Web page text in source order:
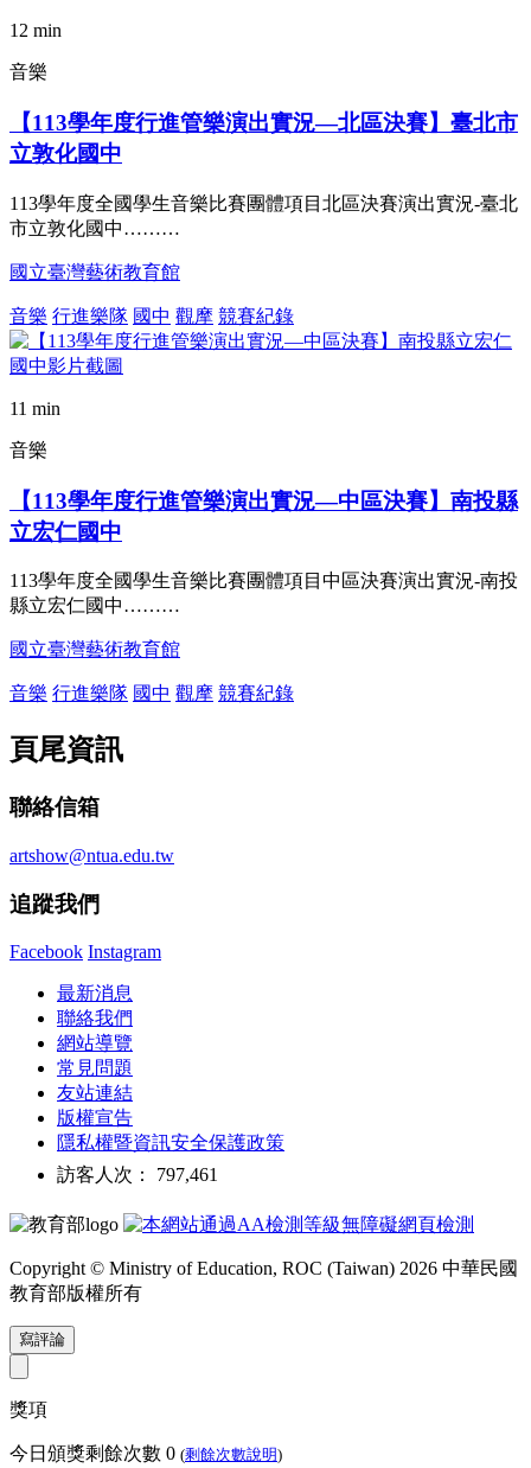
12 min
音樂
【113學年度行進管樂演出實況—北區決賽】臺北市
立敦化國中
113學年度全國學生音樂比賽團體項目北區決賽演出實況-臺北
市立敦化國中………
國立臺灣藝術教育館
音樂 行進樂隊 國中 觀摩 競賽紀錄
11 min
音樂
【113學年度行進管樂演出實況—中區決賽】南投縣
立宏仁國中
113學年度全國學生音樂比賽團體項目中區決賽演出實況-南投
縣立宏仁國中………
國立臺灣藝術教育館
音樂 行進樂隊 國中 觀摩 競賽紀錄
頁尾資訊
聯絡信箱
artshow@ntua.edu.tw
追蹤我們
Facebook Instagram
最新消息
聯絡我們
網站導覽
常見問題
友站連結
版權宣告
隱私權暨資訊安全保護政策
訪客人次： 797,461
Copyright © Ministry of Education, ROC (Taiwan) 2026 中華民國
教育部版權所有
寫評論
獎項
今日頒獎剩餘次數 0 (剩餘次數說明)